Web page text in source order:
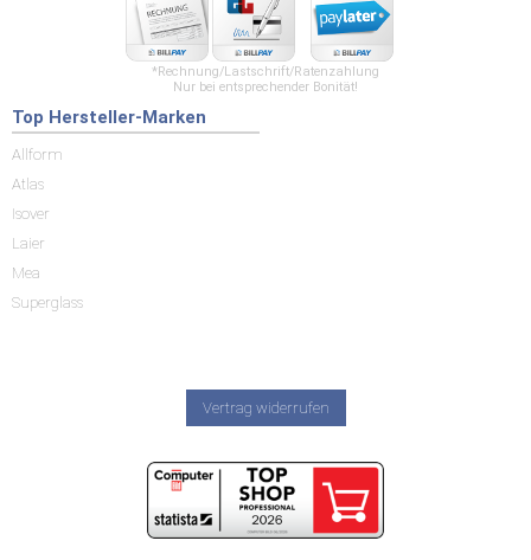
*Rechnung/Lastschrift/Ratenzahlung
Nur bei entsprechender Bonität!
Top Hersteller-Marken
Allform
Atlas
Isover
Laier
Mea
Superglass
Vertrag widerrufen